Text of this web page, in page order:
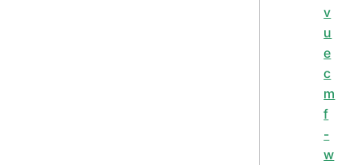
v
u
e
c
m
f
-
w